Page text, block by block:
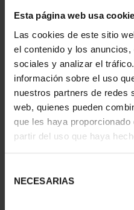
Esta página web usa
Las cookies de este sitio
el contenido y los
sociales y analizar el
información sobre el uso
nuestros partners de redes
web, quienes pueden
que les haya
partir del uso que haya
NECESARIAS
PICASSO (2023) ONZA
"LA ESPERA (MARGOT)"
163,00 €